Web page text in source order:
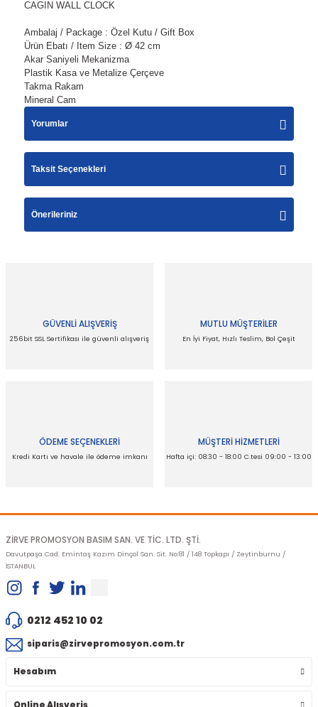
CAGIN WALL CLOCK
Ambalaj / Package : Özel Kutu / Gift Box
Ürün Ebatı / Item Size : Ø 42 cm
Akar Saniyeli Mekanizma
Plastik Kasa ve Metalize Çerçeve
Takma Rakam
Mineral Cam
Yorumlar
Bu ürüne ilk yorumu siz yapın!
Taksit Seçenekleri
Önerileriniz
Ürün resmi kalitesiz, bozuk veya görüntülenemiyor.
GÜVENLİ ALIŞVERİŞ
256bit SSL Sertifikası ile güvenli alışveriş
MUTLU MÜŞTERİLER
En İyi Fiyat, Hızlı Teslim, Bol Çeşit
ÖDEME SEÇENEKLERİ
Kredi Kartı ve havale ile ödeme imkanı
MÜŞTERİ HİZMETLERİ
Hafta içi: 08:30 - 18:00 C.tesi 09:00 - 13:00
ZİRVE PROMOSYON BASIM SAN. VE TİC. LTD. ŞTİ.
Davutpaşa Cad. Emintaş Kazım Dinçol San. Sit. No:81 / 148 Topkapı / Zeytinburnu /
İSTANBUL
0212 452 10 02
siparis@zirvepromosyon.com.tr
Hesabım
Online Alışveriş